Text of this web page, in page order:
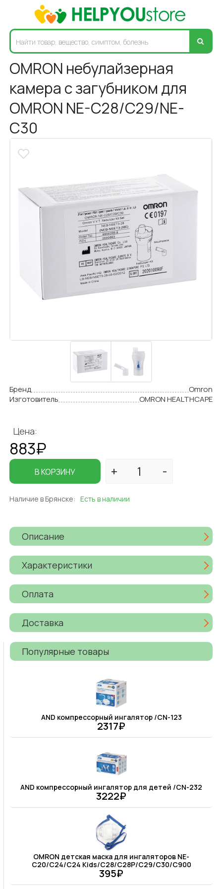
OMRON небулайзерная
камера с загубником для
OMRON NE-C28/C29/NE-
C30
Бренд
Omron
Изготовитель
OMRON HEALTHCAPE
Цена:
883₽
В КОРЗИНУ
Наличие в Брянске: Есть в наличии
Описание
Характеристики
Оплата
Доставка
Популярные товары
AND компрессорный ингалятор /CN-123
2317₽
AND компрессорный ингалятор для детей /CN-232
3222₽
OMRON детская маска для ингаляторов NE-
C20/C24/C24 Kids/C28/C28P/C29/C30/C900
395₽